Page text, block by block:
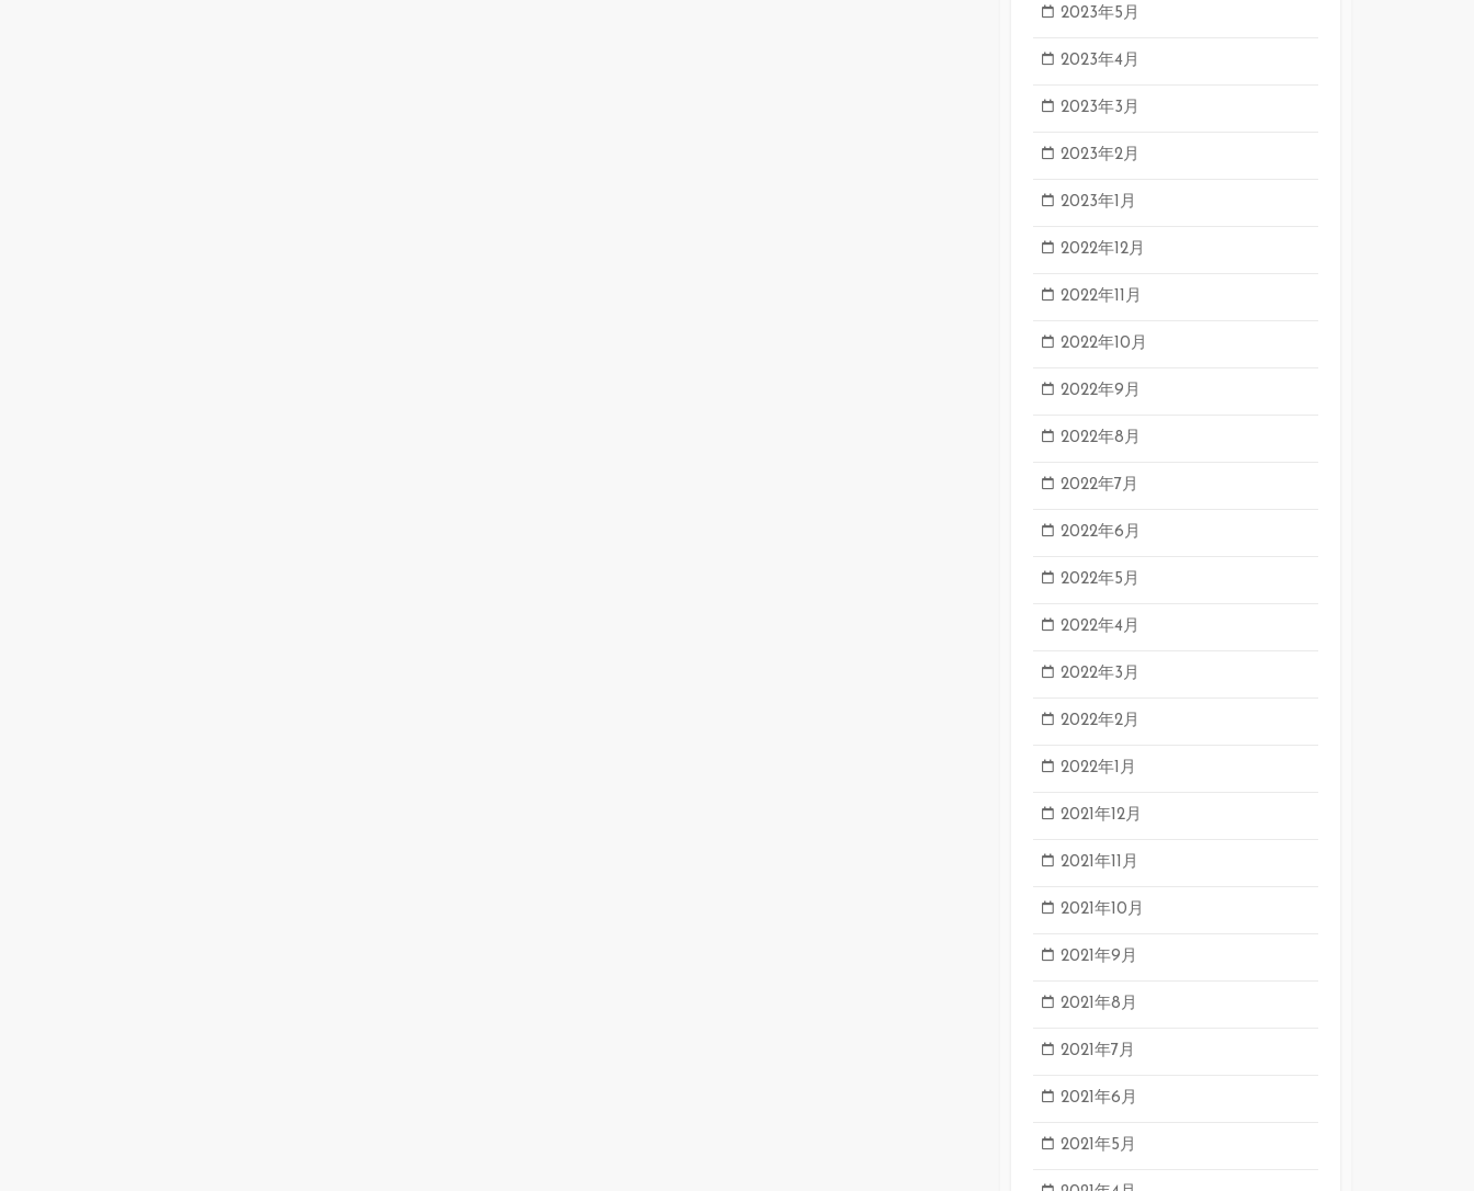
2023年5月
2023年4月
2023年3月
2023年2月
2023年1月
2022年12月
2022年11月
2022年10月
2022年9月
2022年8月
2022年7月
2022年6月
2022年5月
2022年4月
2022年3月
2022年2月
2022年1月
2021年12月
2021年11月
2021年10月
2021年9月
2021年8月
2021年7月
2021年6月
2021年5月